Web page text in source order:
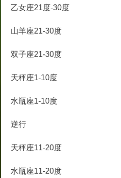
乙女座21度-30度
山羊座21-30度
双子座21-30度
天秤座1-10度
水瓶座1-10度
逆行
天秤座11-20度
水瓶座11-20度